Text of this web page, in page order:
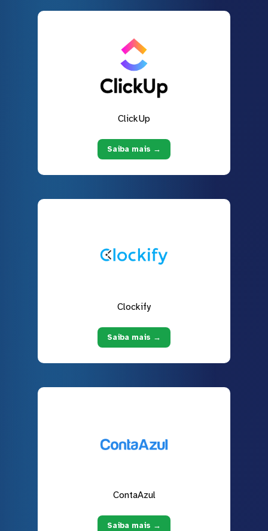
ClickUp
Saiba mais →
Clockify
Saiba mais →
ContaAzul
Saiba mais →